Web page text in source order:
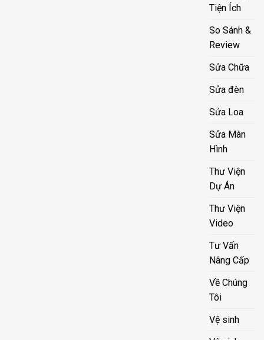
Tiện Ích
So Sánh &
Review
Sửa Chữa
Sửa đèn
Sửa Loa
Sửa Màn
Hình
Thư Viện
Dự Án
Thư Viện
Video
Tư Vấn
Nâng Cấp
Về Chúng
Tôi
Vệ sinh